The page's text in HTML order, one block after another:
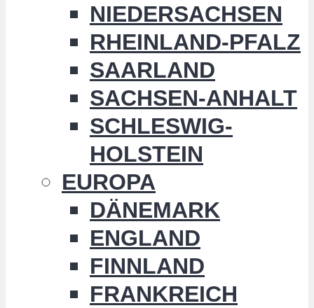
NIEDERSACHSEN
RHEINLAND-PFALZ
SAARLAND
SACHSEN-ANHALT
SCHLESWIG-
HOLSTEIN
EUROPA
DÄNEMARK
ENGLAND
FINNLAND
FRANKREICH